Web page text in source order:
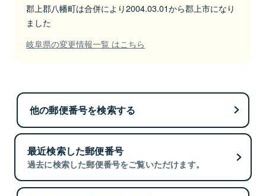
郡上郡八幡町は合併により2004.03.01から郡上市になり
ました
岐阜県の変更情報一覧 はこちら
他の郵便番号を検索する
最近検索した郵便番号
過去に検索した郵便番号をご覧いただけます。